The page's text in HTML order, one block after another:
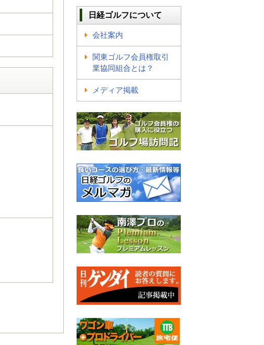
日経ゴルフについて
会社案内
関東ゴルフ会員権取引
業協同組合とは？
メディア掲載